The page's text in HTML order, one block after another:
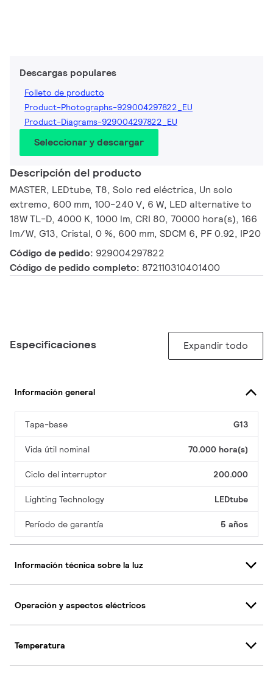
Descargas populares
Folleto de producto
Product-Photographs-929004297822_EU
Product-Diagrams-929004297822_EU
Seleccionar y descargar
Descripción del producto
MASTER, LEDtube, T8, Solo red eléctrica, Un solo
extremo, 600 mm, 100-240 V, 6 W, LED alternative to
18W TL-D, 4000 K, 1000 lm, CRI 80, 70000 hora(s), 166
lm/W, G13, Cristal, 0 %, 600 mm, SDCM 6, PF 0.92, IP20
Código de pedido: 929004297822
Código de pedido completo: 872110310401400
Especificaciones Expandir todo
Información general
Tapa-base G13
Vida útil nominal 70.000 hora(s)
Ciclo del interruptor 200.000
Lighting Technology LEDtube
Período de garantía 5 años
Información técnica sobre la luz
Operación y aspectos eléctricos
Temperatura